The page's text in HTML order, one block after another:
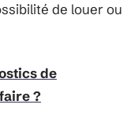
de louer ou
de
?